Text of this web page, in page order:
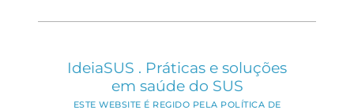
IdeiaSUS . Práticas e soluções
em saúde do SUS
ESTE WEBSITE É REGIDO PELA POLÍTICA DE